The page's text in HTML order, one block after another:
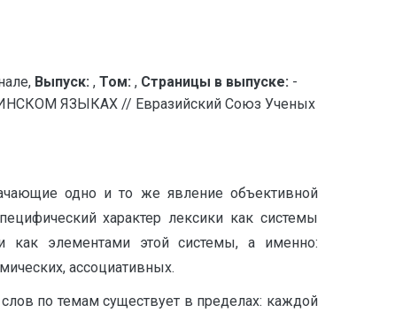
Выпуск: , Том: , Страницы в выпуске: -
ЯЗЫКАХ // Евразийский Союз Ученых
одно и то же явление объективной
характер лексики как системы
как элементами этой системы, а именно:
ассоциативных.
по темам существует в пределах: каждой